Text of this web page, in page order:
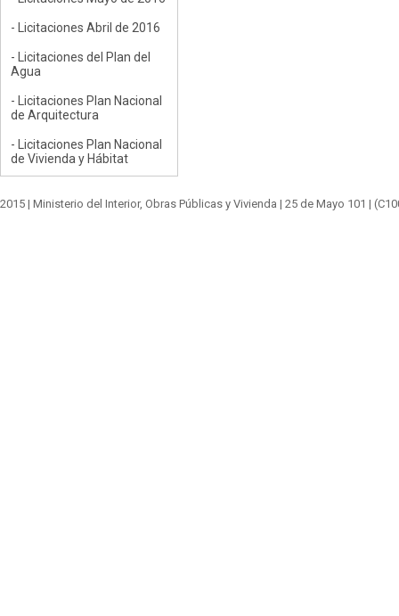
- Licitaciones Abril de 2016
- Licitaciones del Plan del
Agua
- Licitaciones Plan Nacional
de Arquitectura
- Licitaciones Plan Nacional
de Vivienda y Hábitat
2015 | Ministerio del Interior, Obras Públicas y Vivienda | 25 de Mayo 101 |